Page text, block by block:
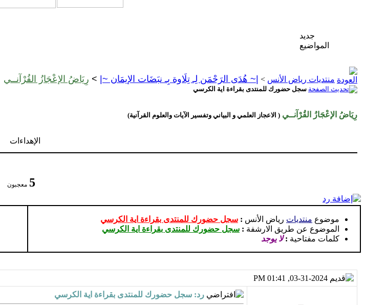
جديد
المواضيع
منتديات رياض الأنس > |~ هُدَى الرَحْمَن لِـ تِلَاوة بِـ نبَضَات الإيمَان ~| > رِيَاضُ الإعْجَازُ القُرْآنــي
سجل حضورك للمنتدى بقراءة اية الكرسي
رِيَاضُ الإعْجَازُ القُرْآنــي ( الاعجاز العلمي و البياني وتفسير الآيات والعلوم القرآنية)
الإهداءات
5 معجبون
موضوع منتديات رياض الأنس : سجل حضورك للمنتدى بقراءة اية الكرسي
الموضوع عن طريق الارشفة : سجل حضورك للمنتدى بقراءة اية الكرسي
كلمات مفتاحية :لا يوجد
رد: سجل حضورك للمنتدى بقراءة اية الكرسي